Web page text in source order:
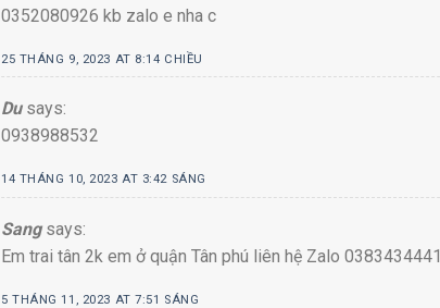
0352080926 kb zalo e nha c
25 THÁNG 9, 2023 AT 8:14 CHIỀU
Du says:
0938988532
14 THÁNG 10, 2023 AT 3:42 SÁNG
Sang says:
Em trai tân 2k em ở quận Tân phú liên hệ Zalo 0383434441.
5 THÁNG 11, 2023 AT 7:51 SÁNG